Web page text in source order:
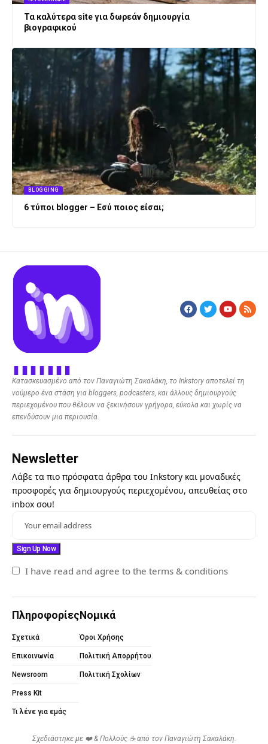
Τα καλύτερα site για δωρεάν δημιουργία
βιογραφικού
BLOGGING
6 τύποι blogger – Εσύ ποιος είσαι;
Κατασκευασμένο από τον Παναγιώτη Σακαλάκη, το Inkstory αποτελεί τη
νούμερο ένα στάση για bloggers, podcasters, και άλλους δημιουργούς
περιεχομένου που θέλουν να ξεκινήσουν γρήγορα, εύκολα και χωρίς να
επενδύσουν μια περιουσία.
Newsletter
Λάβε τα πιο πρόσφατα άρθρα του Inkstory και μοναδικές
προσφορές για δημιουργούς περιεχομένου, απευθείας στο
inbox σου!
I have read and agree to the terms & conditions
Πληροφορίες
Σχετικά
Επικοινωνία
Newsroom
Press Kit
Τι λένε για εμάς
Νομικά
Όροι Χρήσης
Πολιτική Απορρήτου
Πολιτική Σχολίων
Σχεδιάστηκε με ❤️ & Πολλούς ☕ από τον Παναγιώτη Σακαλάκη.